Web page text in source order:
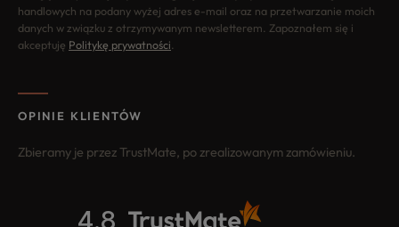
handlowych na podany wyżej adres e-mail oraz na przetwarzanie moich
danych w związku z otrzymywanym newsletterem. Zapoznałem się i
akceptuję Politykę prywatności
OPINIE KLIENTÓW
Zbieramy je przez TrustMate, po zrealizowanym zamówieniu.